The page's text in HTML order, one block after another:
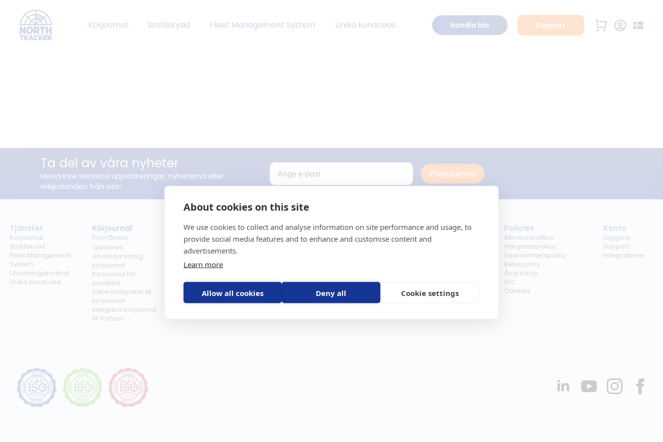
About cookies on this site
We use cookies to collect and analyse information on site performance and usage, to
provide social media features and to enhance and customise content and
advertisements.
Learn more
Allow all cookies Deny all Cookie settings
Körjournal Stöldskydd Fleet Management System Unika kundcase Handla här Support
Ta del av våra nyheter
Missa inte senaste uppdateringar, nyheterna eller
erbjudanden från oss!
Prenumerera
Tjänster
Körjournal
Stöldskydd
Fleet Management
System
Utrustningskontroll
Unika kundcase
Körjournal
Förmånsbil
Tjänstebil
Användarvänlig
körjournal
Körjournal för
poolbilar
Säkerhetspaket till
körjournal
Integrera körjournal
till Fortnox
Regelverk
Milersättning
Regler för tjänstebil
Regler för
förmånsbil
GPS-trackers
Scout 2.0
Stöldskydd
Båt
Åkgräsklippare
Moped
Vattenskoter
Företag
Om oss
Policies
Allmänna villkor
Integritetspolicy
Verksamhetspolicy
Returpolicy
Ångra köp
ISO
Cookies
Konto
Logga in
Support
Integrationer